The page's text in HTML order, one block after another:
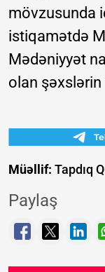
mövzusunda
istiqamətdə
Mədəniyyət
olan
Müəllif: Tapdıq
Paylaş